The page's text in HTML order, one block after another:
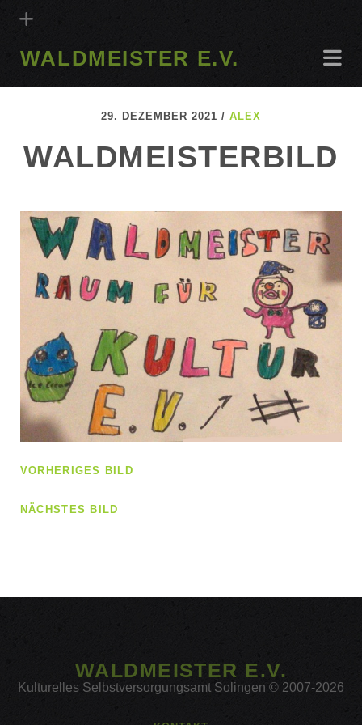
WALDMEISTER E.V.
29. DEZEMBER 2021 /ALEX
WALDMEISTERBILD
VORHERIGES BILD
NÄCHSTES BILD
WALDMEISTER E.V.
Kulturelles Selbstversorgungsamt Solingen © 2007-2026